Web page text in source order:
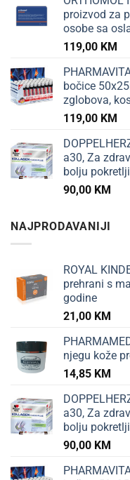
proizvod za
osobe sa
119,00 KM
bočice
zglobova,
119,00 KM
a30, Za
bolju
90,00 KM
NAJPRODAVANIJI
ROYAL
prehrani s
godine
21,00 KM
njegu kože
14,85 KM
a30, Za
bolju
90,00 KM